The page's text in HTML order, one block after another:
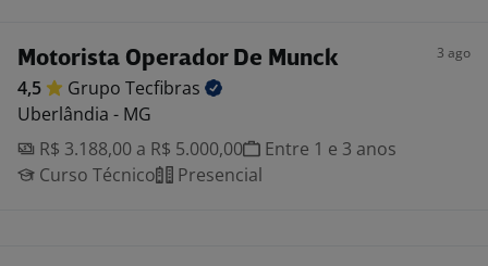
Motorista Operador De Munck 3 ago
4,5 Grupo Tecfibras
Uberlândia - MG
R$ 3.188,00 a R$ 5.000,00
Entre 1 e 3 anos
Curso Técnico
Presencial